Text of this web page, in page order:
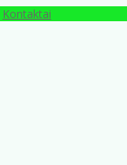
Kontaktai